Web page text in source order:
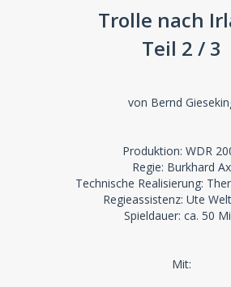
Trolle nach
Teil 2 / 3
von Bernd
Produktion: WDR
Regie: Burkhard Ax
Technische Realisierung:
Regieassistenz: Ute
Spieldauer: ca. 50
Mit: